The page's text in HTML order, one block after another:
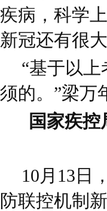
疾病，科学
新冠还有很大
“基于以
须的。”梁万
国家疾
10月13日
防联控机制